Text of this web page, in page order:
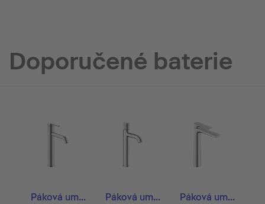
Doporučené baterie
Páková um...
Páková um...
Páková um...